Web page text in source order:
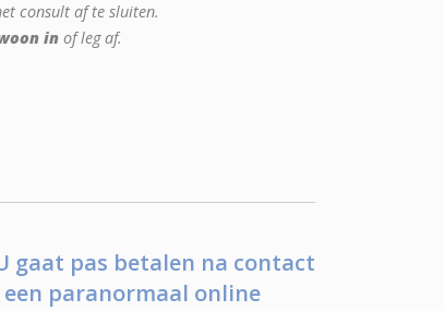
consult af te sluiten.
in of leg af.
gaat pas betalen na contact
paranormaal online